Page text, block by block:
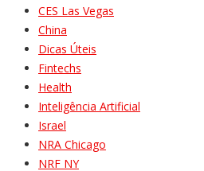
CES Las Vegas
China
Dicas Úteis
Fintechs
Health
Inteligência Artificial
Israel
NRA Chicago
NRF NY